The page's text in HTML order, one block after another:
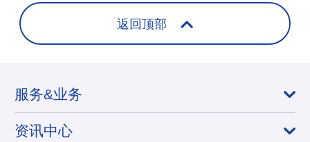
返回顶部
服务&业务
资讯中心